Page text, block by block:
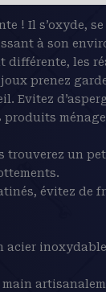
! Il s’oxyde,
à son
différente, les
prenez
Evitez
produits
trouverez un
évitez de
acier